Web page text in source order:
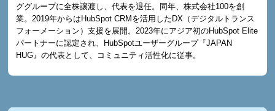
ググループに全株譲渡し、代表を退任。同年、株式会社100を創
業。2019年からはHubSpot CRMを活用したDX（デジタルトランス
フォーメーション）支援を展開。2023年にアジア初のHubSpot Elite
パートナーに認定され、HubSpotユーザーグループ『JAPAN
HUG』の代表として、コミュニティ活性化に従事。